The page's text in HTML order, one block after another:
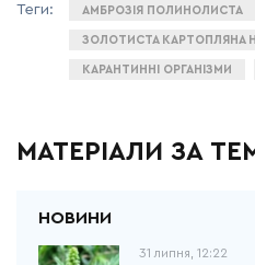
АМБРОЗІЯ ПОЛИНОЛИСТА
ЗОЛОТИСТА КАРТОПЛЯНА
КАРАНТИННІ ОРГАНІЗМИ
МАТЕРІАЛИ ЗА
31 липня, 12:22